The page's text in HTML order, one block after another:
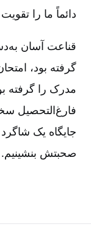
دائماً ما را
قناعت آسان
گرفته بود،
مدرک را گرفته
فارغ‌التحصیل
جایگاه یک
صحبتش بنشینیم‌.